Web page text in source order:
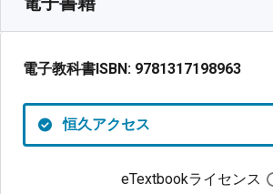
電子教科書ISBN: 9781317198963
恒久アクセス
eTextbookライセンス